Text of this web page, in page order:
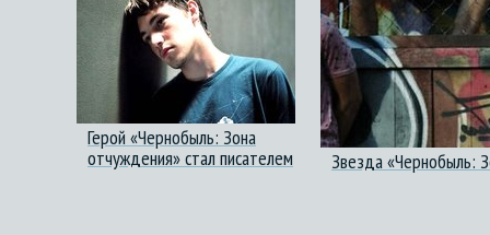
Герой «Чернобыль: Зона
отчуждения» стал писателем
Звезда «Чернобыль: